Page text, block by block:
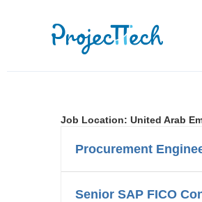
Job Location: United Arab
Procurement
Senior SAP FICO